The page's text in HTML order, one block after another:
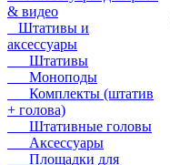
& видео
Штативы и
аксессуары
Штативы
Моноподы
Комплекты (штатив
+ голова)
Штативные головы
Аксессуары
Площадки для